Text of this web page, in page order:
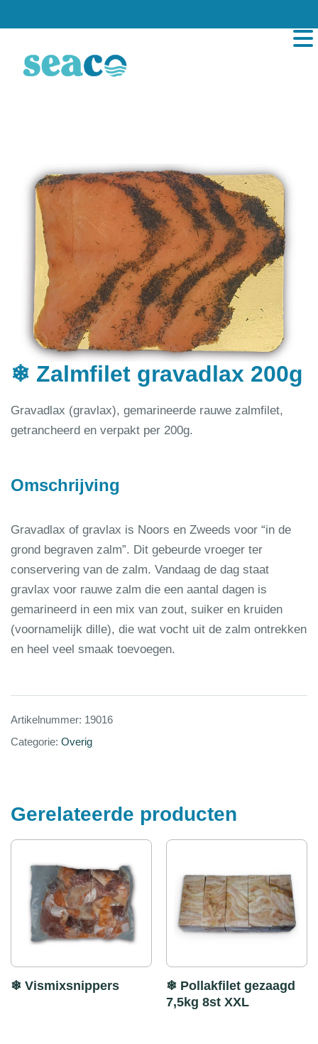
❄ Zalmfilet gravadlax 200g
Gravadlax (gravlax), gemarineerde rauwe zalmfilet,
getrancheerd en verpakt per 200g.
Omschrijving
Gravadlax of gravlax is Noors en Zweeds voor “in de
grond begraven zalm”. Dit gebeurde vroeger ter
conservering van de zalm. Vandaag de dag staat
gravlax voor rauwe zalm die een aantal dagen is
gemarineerd in een mix van zout, suiker en kruiden
(voornamelijk dille), die wat vocht uit de zalm ontrekken
en heel veel smaak toevoegen.
Artikelnummer: 19016
Categorie: Overig
Gerelateerde producten
❄ Vismixsnippers
❄ Pollakfilet gezaagd
7,5kg 8st XXL